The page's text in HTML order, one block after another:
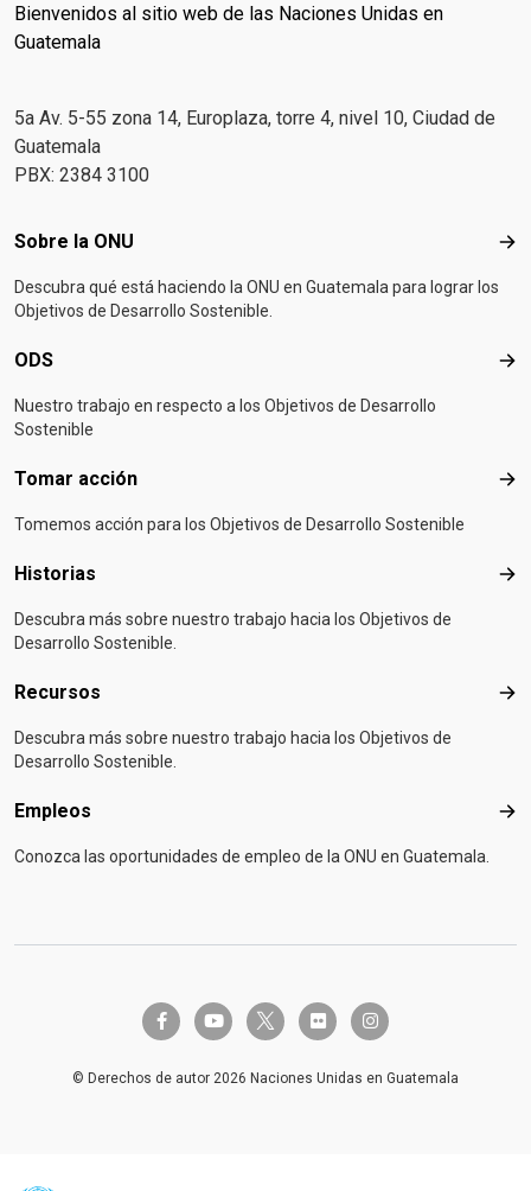
Bienvenidos al sitio web de las Naciones Unidas en
Guatemala
5a Av. 5-55 zona 14, Europlaza, torre 4, nivel 10, Ciudad de
Guatemala
PBX: 2384 3100
Footer menu
Sobre la ONU
Descubra qué está haciendo la ONU en Guatemala para lograr los
Objetivos de Desarrollo Sostenible.
ODS
Nuestro trabajo en respecto a los Objetivos de Desarrollo
Sostenible
Tomar acción
Tomemos acción para los Objetivos de Desarrollo Sostenible
Historias
Descubra más sobre nuestro trabajo hacia los Objetivos de
Desarrollo Sostenible.
Recursos
Descubra más sobre nuestro trabajo hacia los Objetivos de
Desarrollo Sostenible.
Empleos
Conozca las oportunidades de empleo de la ONU en Guatemala.
facebook-fyoutubetwitter-x flickr instagram
© Derechos de autor 2026 Naciones Unidas en Guatemala